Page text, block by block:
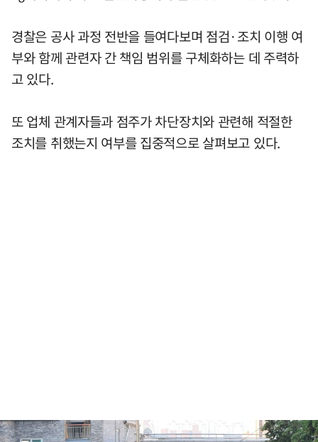
경찰은 공사 과정 전반을 들여다보며 점검·조치 이행 여
부와 함께 관련자 간 책임 범위를 구체화하는 데 주력하
고 있다.
또 업체 관계자들과 점주가 차단장치와 관련해 적절한
조치를 취했는지 여부를 집중적으로 살펴보고 있다.